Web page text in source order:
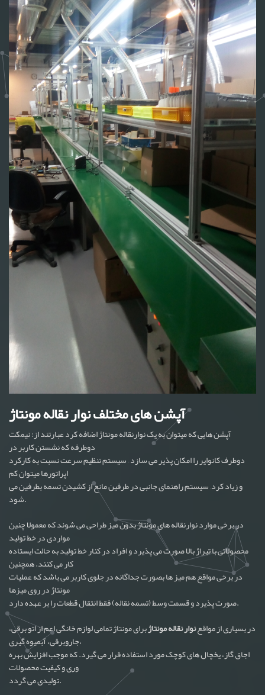
آپشن های مختلف نوار نقاله مونتاژ
آپشن هایی که میتوان به یک نوارنقاله مونتاژ اضافه کرد عبارتند از: نیمکت
دوطرفه که نشستن کاربر در
دوطرف کانوایر را امکان پذیر می سازد – سیستم تنظیم سرعت نسبت به کارکرد
اپراتورها میتوان کم
و زیاد کرد– سیستم راهنمای جانبی در طرفین مانع از کشیدن تسمه بطرفین می
شود.
در برخی موارد نوارنقاله های مونتاژ بدون میز طراحی می شوند که معمولا چنین
مواردی در خط تولید
محصولاتی با تیراژ بالا صورت می پذیرد و افراد در کنار خط تولید به حالت ایستاده
کار می کنند. همچنین
در برخی مواقع هم میز ها بصورت جداگانه در جلوی کاربر می باشد که عملیات
مونتاژ در روی میزها
صورت پذیرد و قسمت وسط (تسمه نقاله) فقط انتقال قطعات را بر عهده دارد.
در بسیاری از مواقعنوار نقاله مونتاژبرای مونتاژ تمامی لوازم خانگی اعم از اتو برقی،
جاروبرقی، آبمیوه گیری،
اجاق گاز، یخچال های کوچک مورد استفاده قرار می گیرد. که موجب افزایش بهره
وری و کیفیت محصولات
تولیدی می گردد.